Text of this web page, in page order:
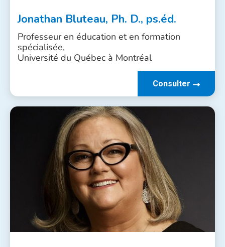
Jonathan Bluteau, Ph. D., ps.éd.
Professeur en éducation et en formation
spécialisée,
Université du Québec à Montréal
Consulter